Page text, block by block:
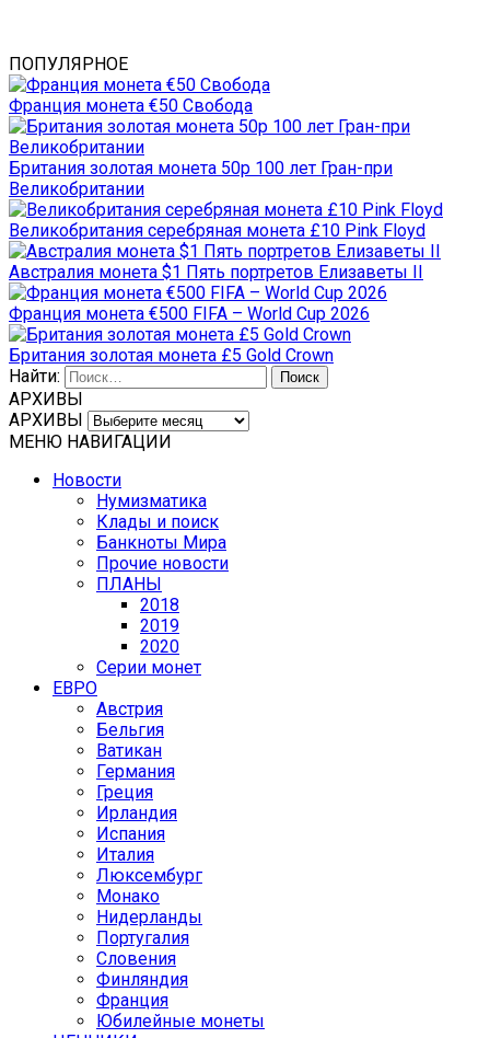
ПОПУЛЯРНОЕ
Франция монета €50 Свобода
Британия золотая монета 50р 100 лет Гран-при
Великобритании
Великобритания серебряная монета £10 Pink Floyd
Австралия монета $1 Пять портретов Елизаветы II
Франция монета €500 FIFA – World Cup 2026
Британия золотая монета £5 Gold Crown
Найти:
АРХИВЫ
АРХИВЫ
МЕНЮ НАВИГАЦИИ
Новости
Нумизматика
Клады и поиск
Банкноты Мира
Прочие новости
ПЛАНЫ
2018
2019
2020
Серии монет
ЕВРО
Австрия
Бельгия
Ватикан
Германия
Греция
Ирландия
Испания
Италия
Люксембург
Монако
Нидерланды
Португалия
Словения
Финляндия
Франция
Юбилейные монеты